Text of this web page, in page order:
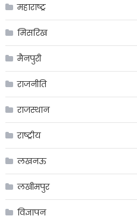
महाराष्ट्र
मिसरिख
मैनपुरी
राजनीति
राजस्थान
राष्ट्रीय
लखनऊ
लखीमपुर
विज्ञापन